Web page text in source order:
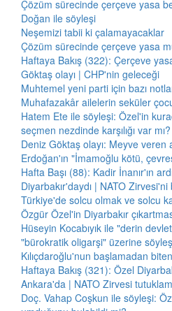
Çözüm sürecinde çerçeve yasa
Doğan ile söyleşi
Neşemizi tabii ki çalamayacaklar
Çözüm sürecinde çerçeve yasa
Haftaya Bakış (322): Çerçeve
Göktaş olayı | CHP'nin geleceği
Muhtemel yeni parti için bazı
Muhafazakâr ailelerin seküler
Hatem Ete ile söyleşi: Özel'in
seçmen nezdinde karşılığı var mı?
Deniz Göktaş olayı: Meyve veren
Erdoğan'ın "İmamoğlu kötü,
Hafta Başı (88): Kadir İnanır'ın
Diyarbakır'daydı | NATO
Türkiye'de solcu olmak ve solcu
Özgür Özel'in Diyarbakır
Hüseyin Kocabıyık ile "derin
"bürokratik oligarşi" üzerine
Kılıçdaroğlu'nun başlamadan
Haftaya Bakış (321): Özel
Ankara'da | NATO Zirvesi
Doç. Vahap Coşkun ile söyleşi: